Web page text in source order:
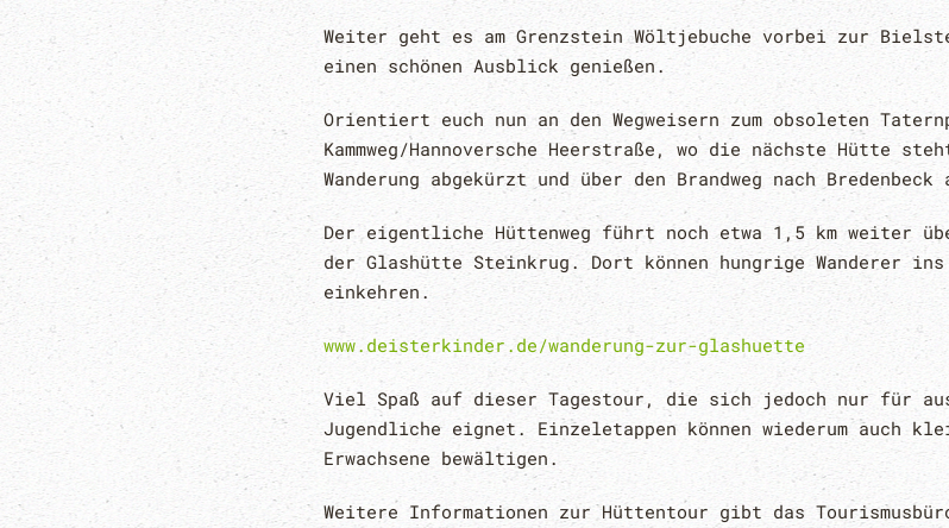
Weiter geht es am Grenzstein Wöltjebuche vorbei zur
einen schönen Ausblick genießen.
Orientiert euch nun an den Wegweisern zum obsoleten
Kammweg/Hannoversche Heerstraße, wo die nächste Hütte
Wanderung abgekürzt und über den Brandweg nach Bredenbeck
Der eigentliche Hüttenweg führt noch etwa 1,5 km weiter
der Glashütte Steinkrug. Dort können hungrige Wanderer
einkehren.
www.deisterkinder.de/wanderung-zur-glashuette
Viel Spaß auf dieser Tagestour, die sich jedoch nur für
Jugendliche eignet. Einzeletappen können wiederum auch
Erwachsene bewältigen.
Weitere Informationen zur Hüttentour gibt das